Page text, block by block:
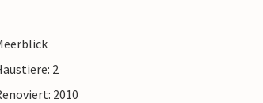
2
2010